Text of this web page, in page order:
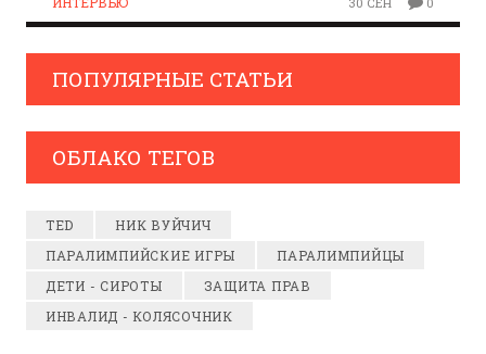
ПОПУЛЯРНЫЕ СТАТЬИ
ОБЛАКО ТЕГОВ
TED
НИК ВУЙЧИЧ
ПАРАЛИМПИЙСКИЕ ИГРЫ
ПАРАЛИМПИЙЦЫ
ДЕТИ - СИРОТЫ
ЗАЩИТА ПРАВ
ИНВАЛИД - КОЛЯСОЧНИК